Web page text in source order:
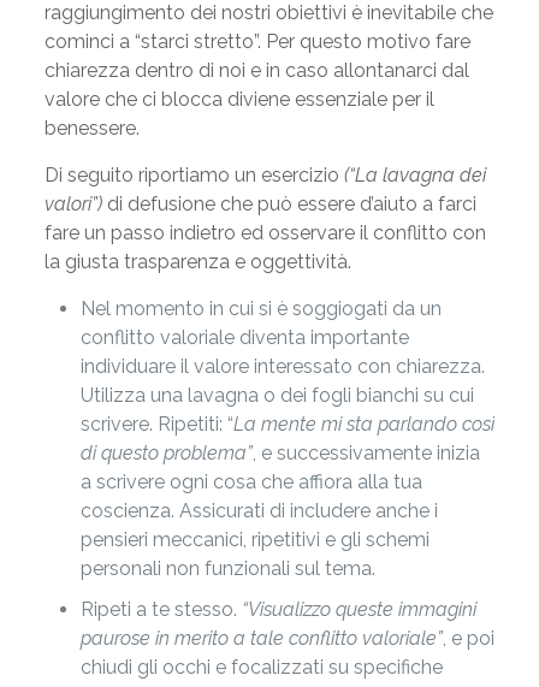
raggiungimento dei nostri obiettivi è inevitabile che
cominci a “starci stretto”. Per questo motivo fare
chiarezza dentro di noi e in caso allontanarci dal
valore che ci blocca diviene essenziale per il
benessere.
Di seguito riportiamo un esercizio (“La lavagna dei
valori”) di defusione che può essere d’aiuto a farci
fare un passo indietro ed osservare il conflitto con
la giusta trasparenza e oggettività.
Nel momento in cui si è soggiogati da un
conflitto valoriale diventa importante
individuare il valore interessato con chiarezza.
Utilizza una lavagna o dei fogli bianchi su cui
scrivere. Ripetiti: “La mente mi sta parlando così
di questo problema”, e successivamente inizia
a scrivere ogni cosa che affiora alla tua
coscienza. Assicurati di includere anche i
pensieri meccanici, ripetitivi e gli schemi
personali non funzionali sul tema.
Ripeti a te stesso. “Visualizzo queste immagini
paurose in merito a tale conflitto valoriale”, e poi
chiudi gli occhi e focalizzati su specifiche